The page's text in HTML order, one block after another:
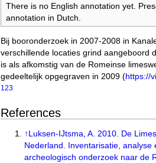
There is no English annotation yet.
annotation in Dutch.
Bij booronderzoek in 2007-2008 in
verschillende locaties grind aangeboord
is als afkomstig van de Romeinse
gedeeltelijk opgegraven in 2009 (https://
123
References
↑Luksen-IJtsma, A. 2010. De
Nederland. Inventarisatie, analyse
archeologisch onderzoek naar de